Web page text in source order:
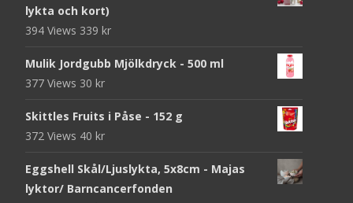
lykta och kort)
394 Views 339 kr
Mulik Jordgubb Mjölkdryck - 500 ml
377 Views 30 kr
Skittles Fruits i Påse - 152 g
372 Views 40 kr
Eggshell Skål/Ljuslykta, 5x8cm - Majas
lyktor/ Barncancerfonden